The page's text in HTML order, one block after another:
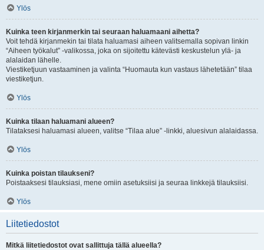
Ylös
Kuinka teen kirjanmerkin tai seuraan haluamaani aihetta?
Voit tehdä kirjanmekin tai tilata haluamasi aiheen valitsemalla sopivan linkin
“Aiheen työkalut” -valikossa, joka on sijoitettu kätevästi keskustelun ylä- ja
alalaidan lähelle.
Viestiketjuun vastaaminen ja valinta “Huomauta kun vastaus lähetetään” tilaa
viestiketjun.
Ylös
Kuinka tilaan haluamani alueen?
Tilataksesi haluamasi alueen, valitse “Tilaa alue” -linkki, aluesivun alalaidassa.
Ylös
Kuinka poistan tilaukseni?
Poistaaksesi tilauksiasi, mene omiin asetuksiisi ja seuraa linkkejä tilauksiisi.
Ylös
Liitetiedostot
Mitkä liitetiedostot ovat sallittuja tällä alueella?